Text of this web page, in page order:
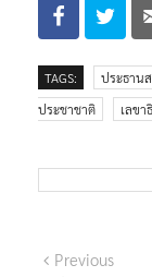
TAGS: ประธาน
ประชาชาติ
เลข
Previous